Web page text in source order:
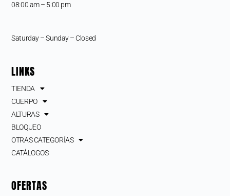
08:00 am – 5:00 pm
Saturday – Sunday – Closed
LINKS
TIENDA
CUERPO
ALTURAS
BLOQUEO
OTRAS CATEGORÍAS
CATÁLOGOS
OFERTAS